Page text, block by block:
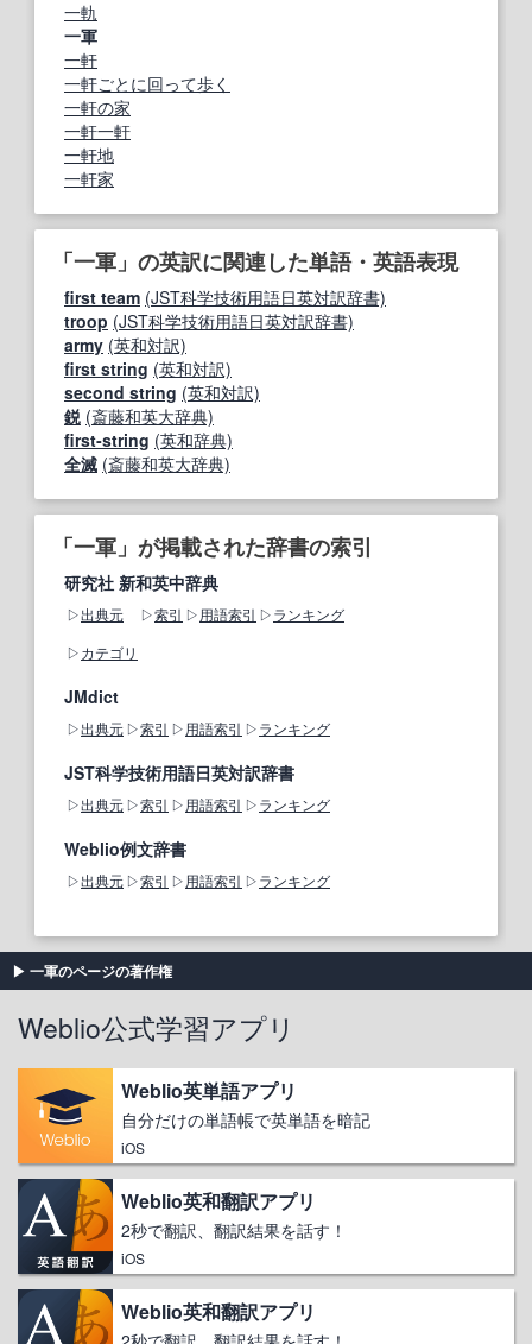
一軌
一軍
一軒
一軒ごとに回って歩く
一軒の家
一軒一軒
一軒地
一軒家
「一軍」の英訳に関連した単語・英語表現
first team (JST科学技術用語日英対訳辞書)
troop (JST科学技術用語日英対訳辞書)
army (英和対訳)
first string (英和対訳)
second string (英和対訳)
鋭 (斎藤和英大辞典)
first‐string (英和辞典)
全滅 (斎藤和英大辞典)
「一軍」が掲載された辞書の索引
研究社 新和英中辞典
出典元 索引 用語索引
ランキング
カテゴリ
JMdict
出典元 索引 用語索引 ランキング
JST科学技術用語日英対訳辞書
出典元 索引 用語索引 ランキング
Weblio例文辞書
出典元 索引 用語索引 ランキング
一軍のページの著作権
Weblio公式学習アプリ
Weblio英単語アプリ
自分だけの単語帳で英単語を暗記
iOS
Weblio英和翻訳アプリ
2秒で翻訳、翻訳結果を話す！
iOS
Weblio英和翻訳アプリ